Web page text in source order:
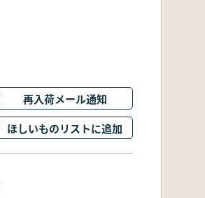
再入荷メール通知
ほしいものリストに追加